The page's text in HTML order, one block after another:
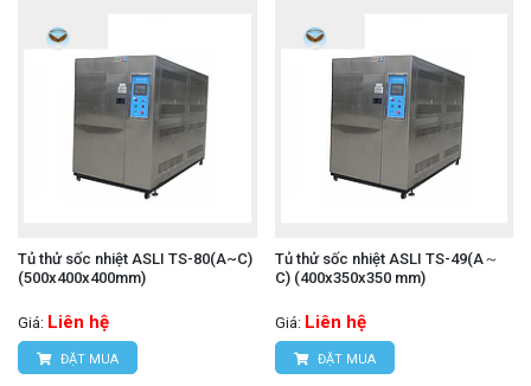
Tủ thử sốc nhiệt ASLI TS-80(A~C)
(500x400x400mm)
Giá: Liên hệ
ĐẶT MUA
Tủ thử sốc nhiệt ASLI TS-49(A～
C) (400x350x350 mm)
Giá: Liên hệ
ĐẶT MUA